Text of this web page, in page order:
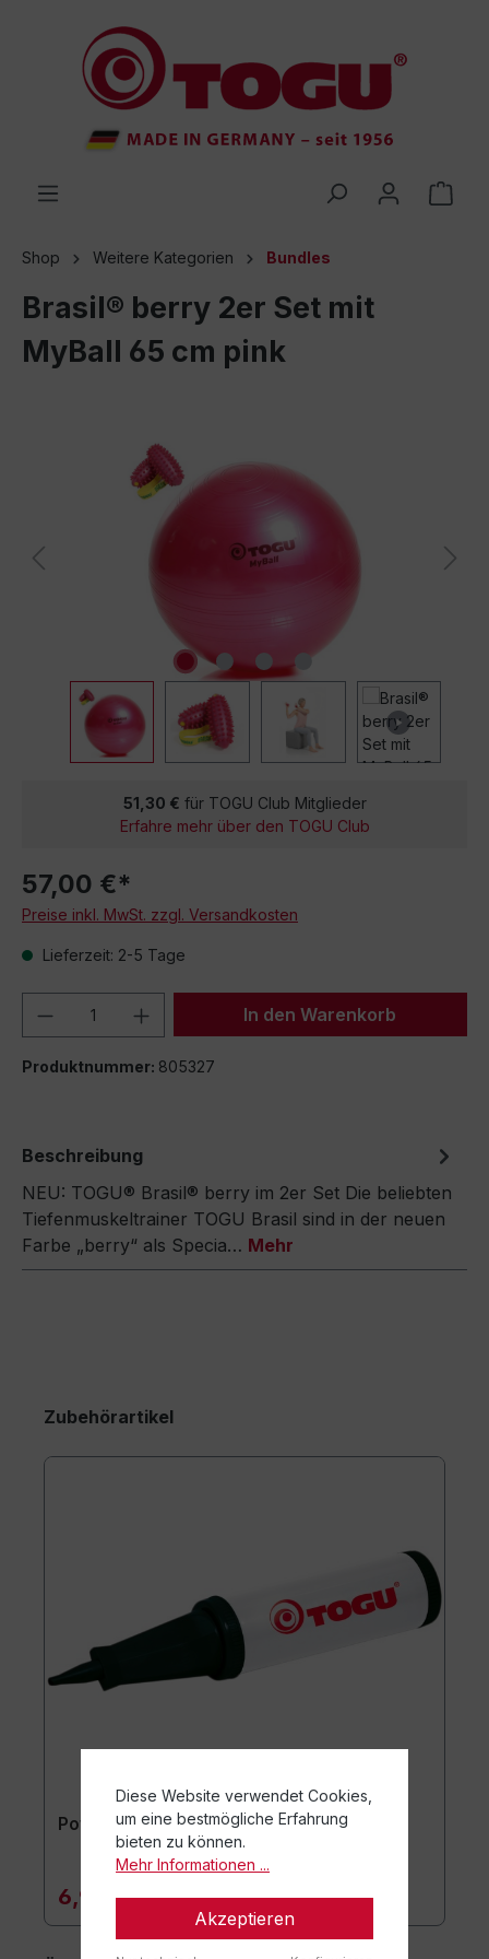
springen
Shop Weitere Kategorien Bundles
Brasil® berry 2er Set mit
MyBall 65 cm pink
51,30 € für TOGU Club Mitglieder
Erfahre mehr über den TOGU Club
57,00 €*
Preise inkl. MwSt. zzgl. Versandkosten
Lieferzeit: 2-5 Tage
Produkt Anzahl: Gib denIn den Warenkorb
Produktnummer: 805327
Beschreibung
NEU: TOGU® Brasil® berry im 2er Set Die beliebten
Tiefenmuskeltrainer TOGU Brasil sind in der neuen
Farbe „berry“ als Specia… Mehr
Zubehörartikel
Powerball® Pumpe
6,90 €*
Diese Website verwendet Cookies,
um eine bestmögliche Erfahrung
bieten zu können.
Mehr Informationen ...
Akzeptieren